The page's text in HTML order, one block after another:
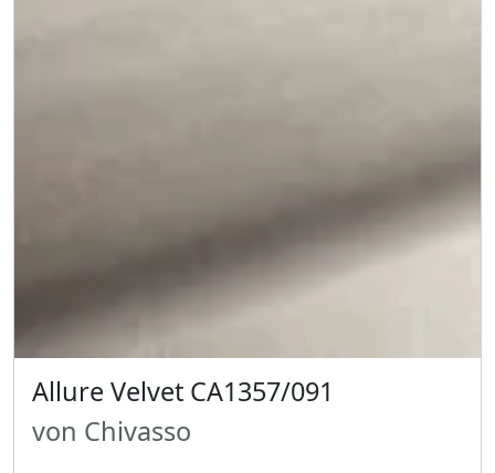
Allure Velvet CA1357/091
von Chivasso